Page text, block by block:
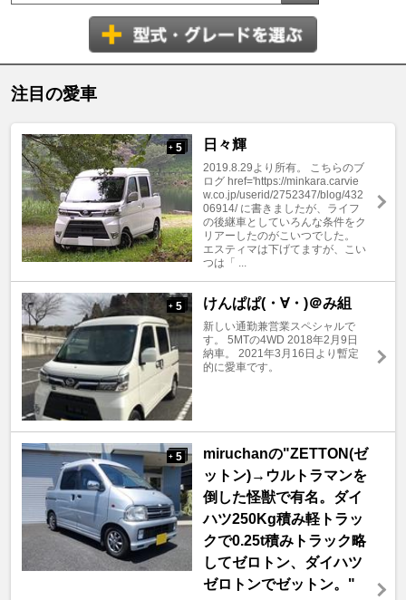
注目の愛車
+ 5 日々輝
2019.8.29より所有。 こちらのブ
ログ href='https://minkara.carvie
w.co.jp/userid/2752347/blog/432
06914/ に書きましたが、ライフ
の後継車としていろんな条件をク
リアーしたのがこいつでした。
エスティマは下げてますが、こい
つは「 ...
+ 5 けんぱぱ(・∀・)＠み組
新しい通勤兼営業スペシャルで
す。 5MTの4WD 2018年2月9日
納車。 2021年3月16日より暫定
的に愛車です。
+ 5
miruchanの"ZETTON(ゼ
ットン)→ウルトラマンを
倒した怪獣で有名。ダイ
ハツ250Kg積み軽トラッ
クで0.25t積みトラック略
してゼロトン、ダイハツ
ゼロトンでゼットン。"